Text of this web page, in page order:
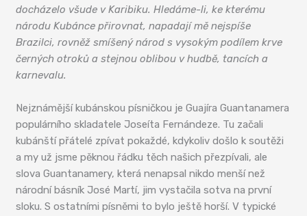
docházelo všude v Karibiku. Hledáme-li, ke kterému
národu Kubánce přirovnat, napadají mě nejspíše
Brazilci, rovněž smíšený národ s vysokým podílem krve
černých otroků a stejnou oblibou v hudbě, tancích a
karnevalu.
Nejznámější kubánskou písničkou je Guajíra Guantanamera
populárního skladatele Joseíta Fernándeze. Tu začali
kubánští přátelé zpívat pokaždé, kdykoliv došlo k soutěži
a my už jsme pěknou řádku těch našich přezpívali, ale
slova Guantanamery, která nenapsal nikdo menší než
národní básník José Martí, jim vystačila sotva na první
sloku. S ostatními písněmi to bylo ještě horší. V typické